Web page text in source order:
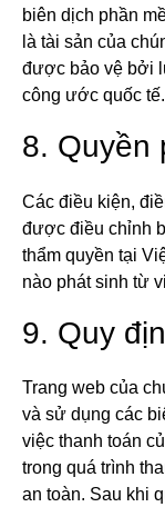
biên dịch phần
là tài sản của
được bảo vệ bởi
công ước quốc
8. Quyền
Các điều kiện,
được điều chỉnh
thẩm quyền tại
nào phát sinh từ
9. Quy
Trang web của
và sử dụng các
việc thanh toán
trong quá trình
an toàn. Sau khi